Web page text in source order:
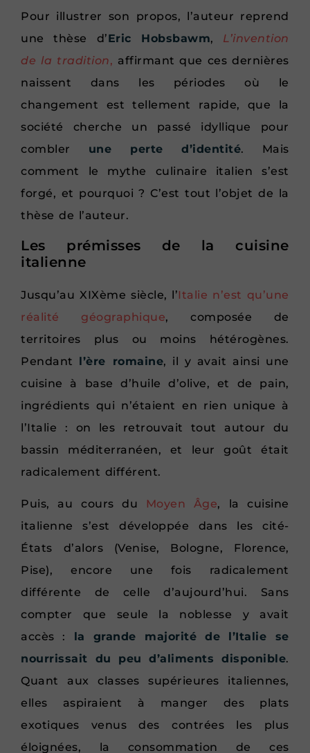
Pour illustrer son propos, l’auteur reprend
une thèse d’Eric Hobsbawm, L’invention
de la tradition, affirmant que ces dernières
naissent dans les périodes où le
changement est tellement rapide, que la
société cherche un passé idyllique pour
combler une perte d’identité. Mais
comment le mythe culinaire italien s’est
forgé, et pourquoi ? C’est tout l’objet de la
thèse de l’auteur.
Les prémisses de la cuisine
italienne
Jusqu’au XIXème siècle, l’Italie n’est qu’une
réalité géographique, composée de
territoires plus ou moins hétérogènes.
Pendant l’ère romaine, il y avait ainsi une
cuisine à base d’huile d’olive, et de pain,
ingrédients qui n’étaient en rien unique à
l’Italie : on les retrouvait tout autour du
bassin méditerranéen, et leur goût était
radicalement différent.
Puis, au cours du Moyen Âge, la cuisine
italienne s’est développée dans les cité-
États d’alors (Venise, Bologne, Florence,
Pise), encore une fois radicalement
différente de celle d’aujourd’hui. Sans
compter que seule la noblesse y avait
accès : la grande majorité de l’Italie se
nourrissait du peu d’aliments disponible.
Quant aux classes supérieures italiennes,
elles aspiraient à manger des plats
exotiques venus des contrées les plus
éloignées, la consommation de ces